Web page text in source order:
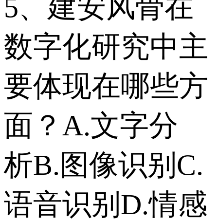
5、建安风骨在
数字化研究中主
要体现在哪些方
面？ A.文字分
析 B.图像识别 C.
语音识别 D.情感